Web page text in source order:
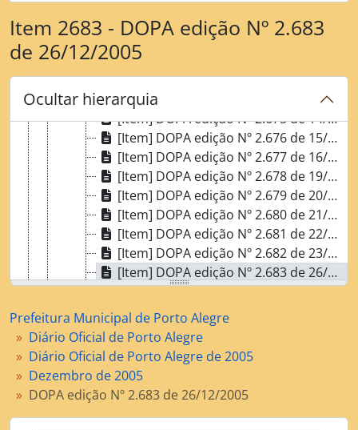
Item 2683 - DOPA edição Nº 2.683
de 26/12/2005
Ocultar hierarquia
[Item] DOPA edição Nº 2.670 de 07/12/2005
[Item] DOPA edição Nº 2.671 de 08/12/2005
[Item] DOPA edição Nº 2.672 de 09/12/2005
[Item] DOPA edição Nº 2.673 de 12/12/2005
[Item] DOPA edição Nº 2.674 de 13/12/2005
[Item] DOPA edição Nº 2.675 de 14/12/2005
[Item] DOPA edição Nº 2.676 de 15/12/2005
[Item] DOPA edição Nº 2.677 de 16/12/2005
[Item] DOPA edição Nº 2.678 de 19/12/2005
[Item] DOPA edição Nº 2.679 de 20/12/2005
[Item] DOPA edição Nº 2.680 de 21/12/2005
[Item] DOPA edição Nº 2.681 de 22/12/2005
[Item] DOPA edição Nº 2.682 de 23/12/2005
[Item] DOPA edição Nº 2.683 de 26/12/2005
[Item] DOPA edição Nº 2.683 de 26/12/2005. Lei 9.881, de 21/12/2005
[Item] DOPA edição Nº 2.684 de 27/12/2005
[Item] DOPA edição extra Nº 2.684 de 27/12/2005
[Item] DOPA edição Nº 2.685 de 28/12/2005
[Item] DOPA edição Nº 2.686 de 29/12/2005
[Item] DOPA edição extra Nº 2.686 de 29/12/2005
Prefeitura Municipal de Porto Alegre
Diário Oficial de Porto Alegre
Diário Oficial de Porto Alegre de 2005
Dezembro de 2005
DOPA edição Nº 2.683 de 26/12/2005